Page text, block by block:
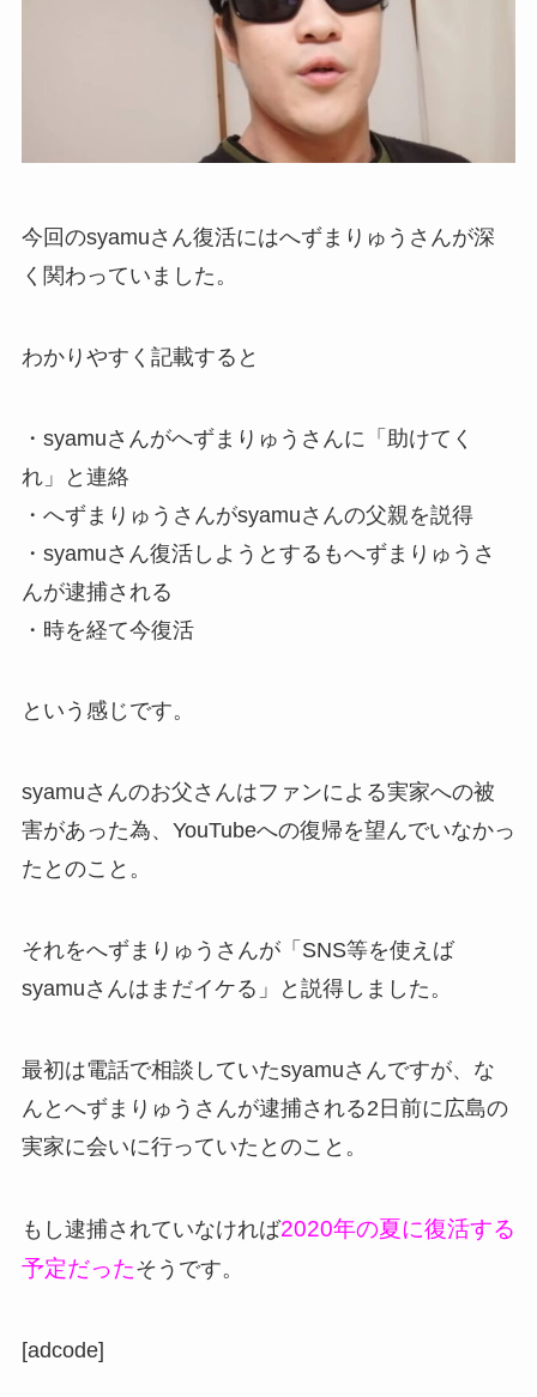
今回のsyamuさん復活にはへずまりゅうさんが深
く関わっていました。
わかりやすく記載すると
・syamuさんがへずまりゅうさんに「助けてく
れ」と連絡
・へずまりゅうさんがsyamuさんの父親を説得
・syamuさん復活しようとするもへずまりゅうさ
んが逮捕される
・時を経て今復活
という感じです。
syamuさんのお父さんはファンによる実家への被
害があった為、YouTubeへの復帰を望んでいなかっ
たとのこと。
それをへずまりゅうさんが「SNS等を使えば
syamuさんはまだイケる」と説得しました。
最初は電話で相談していたsyamuさんですが、な
んとへずまりゅうさんが逮捕される2日前に広島の
実家に会いに行っていたとのこと。
もし逮捕されていなければ2020年の夏に復活する
予定だったそうです。
[adcode]